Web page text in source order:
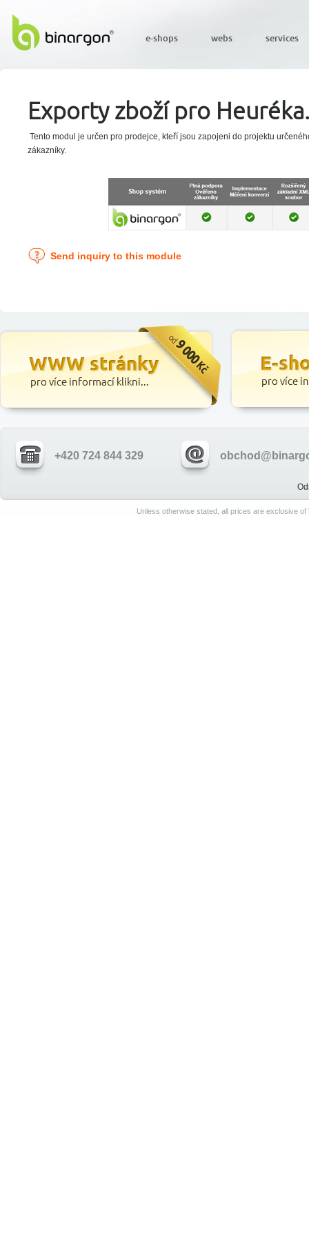
Exporty zboží pro
Tento modul je určen pro prodejce, kteří jsou zapojeni do projektu
zákazníky.
Send inquiry to this module
+420 724 844 329
Unless otherwise stated, all prices are exclusive
e-shops webs services